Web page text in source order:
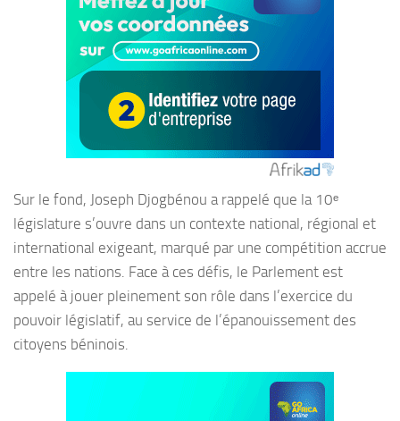
Sur le fond, Joseph Djogbénou a rappelé que la 10ᵉ
législature s’ouvre dans un contexte national, régional et
international exigeant, marqué par une compétition accrue
entre les nations. Face à ces défis, le Parlement est
appelé à jouer pleinement son rôle dans l’exercice du
pouvoir législatif, au service de l’épanouissement des
citoyens béninois.